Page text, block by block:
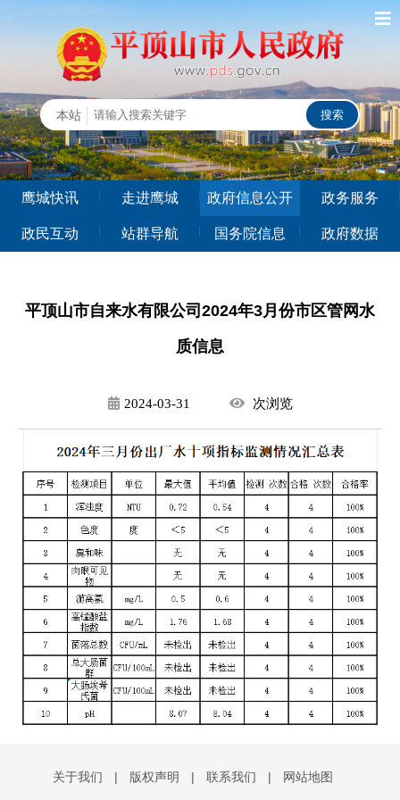
鹰城快讯 走进鹰城 政府信息公开 政务服务
政民互动 站群导航 国务院信息 政府数据
平顶山市自来水有限公司2024年3月份市区管网水
质信息
2024-03-31 次浏览
关于我们 | 版权声明 | 联系我们 | 网站地图